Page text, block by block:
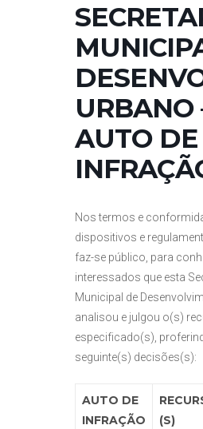
URBANO
AUTO DE
Nos termos e
dispositivos e
faz-se público, para
interessados que esta
Municipal de
analisou e julgou o(s)
especificado(s),
seguinte(s) decisões(s):
AUTO DE
INFRAÇÃO
(S)